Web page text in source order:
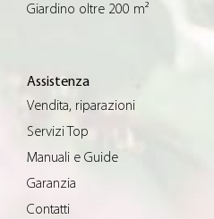
Giardino oltre 200 m²
Assistenza
Vendita, riparazioni
Servizi Top
Manuali e Guide
Garanzia
Contatti